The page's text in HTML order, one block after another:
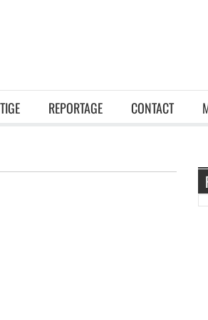
REPORTAGE CONTACT